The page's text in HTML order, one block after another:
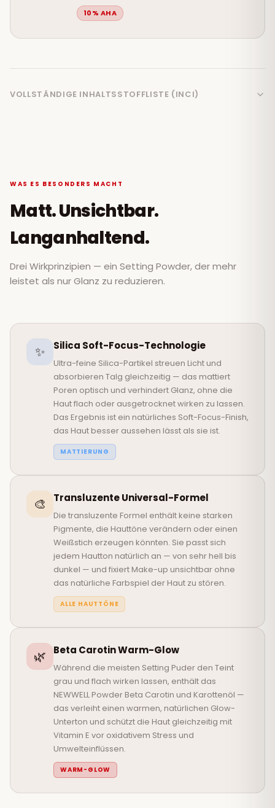
10% AHA
VOLLSTÄNDIGE INHALTSSTOFFLISTE (INCI)
WAS ES BESONDERS MACHT
Matt. Unsichtbar.
Langanhaltend.
Drei Wirkprinzipien — ein Setting Powder, der mehr
leistet als nur Glanz zu reduzieren.
✨ Silica Soft-Focus-Technologie
Ultra-feine Silica-Partikel streuen Licht und
absorbieren Talg gleichzeitig — das mattiert
Poren optisch und verhindert Glanz, ohne die
Haut flach oder ausgetrocknet wirken zu lassen.
Das Ergebnis ist ein natürliches Soft-Focus-Finish,
das Haut besser aussehen lässt als sie ist.
MATTIERUNG
🎨 Transluzente Universal-Formel
Die transluzente Formel enthält keine starken
Pigmente, die Hauttöne verändern oder einen
Weißstich erzeugen könnten. Sie passt sich
jedem Hautton natürlich an — von sehr hell bis
dunkel — und fixiert Make-up unsichtbar ohne
das natürliche Farbspiel der Haut zu stören.
ALLE HAUTTÖNE
🌿 Beta Carotin Warm-Glow
Während die meisten Setting Puder den Teint
grau und flach wirken lassen, enthält das
NEWWELL Powder Beta Carotin und Karottenöl —
das verleiht einen warmen, natürlichen Glow-
Unterton und schützt die Haut gleichzeitig mit
Vitamin E vor oxidativem Stress und
Umwelteinflüssen.
WARM-GLOW